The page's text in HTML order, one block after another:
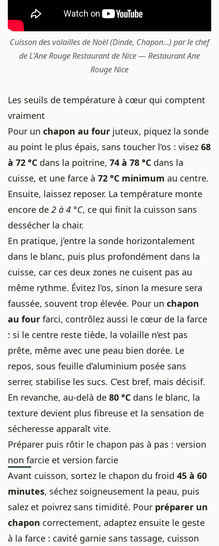
Cuisson des volailles de Noël (Dinde, Chapon...) par le chef
de L'Ane Rouge Restaurant de Nice — Restaurant Ane
Rouge Nice
Les seuils de température à cœur qui comptent
vraiment
Pour un chapon au four juteux, piquez la sonde
au point le plus épais, sans toucher l’os : visez 68
à 72 °C dans la poitrine, 74 à 78 °C dans la
cuisse, et une farce à 72 °C minimum au centre.
Ensuite, laissez reposer. La température monte
encore de 2 à 4 °C, ce qui finit la cuisson sans
dessécher la chair.
En pratique, j’entre la sonde horizontalement
dans le blanc, puis plus profondément dans la
cuisse, car ces deux zones ne cuisent pas au
même rythme. Évitez l’os, sinon la mesure sera
faussée, souvent trop élevée. Pour un chapon
au four farci, contrôlez aussi le cœur de la farce
: si le centre reste tiède, la volaille n’est pas
prête, même avec une peau bien dorée. Le
repos, sous feuille d’aluminium posée sans
serrer, stabilise les sucs. C’est bref, mais décisif.
En revanche, au-delà de 80 °C dans le blanc, la
texture devient plus fibreuse et la sensation de
sécheresse apparaît vite.
Préparer puis rôtir le chapon pas à pas : version
non farcie et version farcie
Avant cuisson, sortez le chapon du froid 45 à 60
minutes, séchez soigneusement la peau, puis
salez et poivrez sans timidité. Pour préparer un
chapon correctement, adaptez ensuite le geste
à la farce : cavité garnie sans tassage, cuisson